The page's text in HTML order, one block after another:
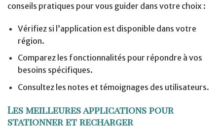
conseils pratiques pour vous guider dans votre choix :
Vérifiez si l’application est disponible dans votre
région.
Comparez les fonctionnalités pour répondre à vos
besoins spécifiques.
Consultez les notes et témoignages des utilisateurs.
Les meilleures applications pour
stationner et recharger